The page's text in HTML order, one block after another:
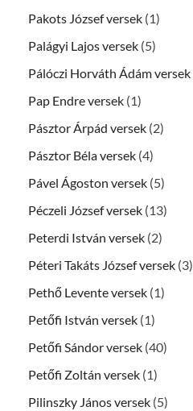
Pakots József versek (1)
Palágyi Lajos versek (5)
Pálóczi Horváth Ádám versek
Pap Endre versek (1)
Pásztor Árpád versek (2)
Pásztor Béla versek (4)
Pável Ágoston versek (5)
Péczeli József versek (13)
Peterdi István versek (2)
Péteri Takáts József versek (3)
Pethő Levente versek (1)
Petőfi István versek (1)
Petőfi Sándor versek (40)
Petőfi Zoltán versek (1)
Pilinszky János versek (5)